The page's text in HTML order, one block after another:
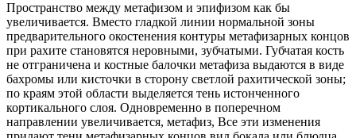
Пространство между метафизом и эпифизом как бы
увеличивается. Вместо гладкой линии нормальной зоны
предварительного окостенения контуры метафизарных концов
при рахите становятся неровными, зубчатыми. Губчатая кость
не отграничена и костные балочки метафиза выдаются в виде
бахромы или кисточки в сторону светлой рахитической зоны;
по краям этой области выделяется тень истонченного
кортикального слоя. Одновременно в поперечном
направлении увеличивается, метафиз, Все эти изменения